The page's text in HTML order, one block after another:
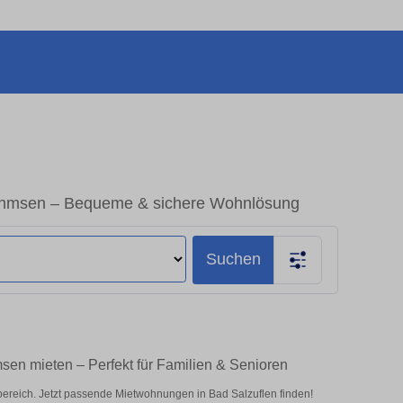
– Bequeme & sichere Wohnlösung
Suchen
mieten – Perfekt für Familien & Senioren
Jetzt passende Mietwohnungen in Bad Salzuflen finden!